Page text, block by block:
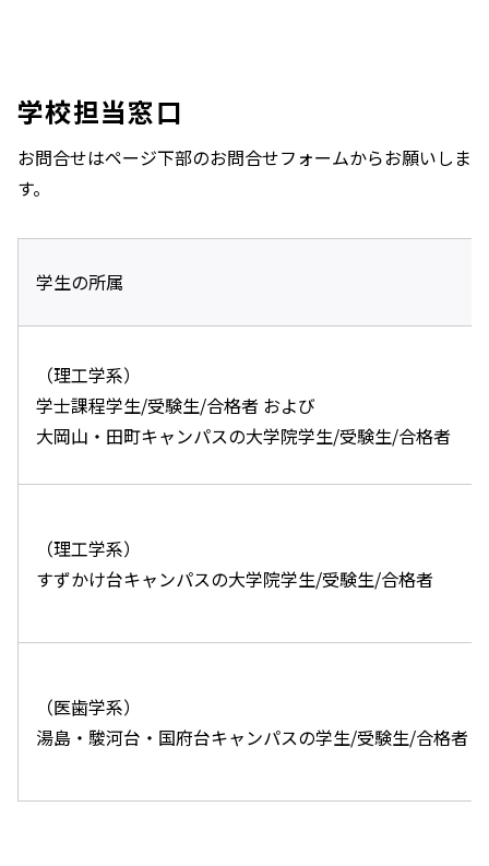
学校担当窓口
お問合せはページ下部のお問合せフォームからお願いしま
す。
学生の所属
（理工学系）
学士課程学生/受験生/合格者 および
大岡山・田町キャンパスの大学院学生/受験生/合格者
（理工学系）
すずかけ台キャンパスの大学院学生/受験生/合格者
（医歯学系）
湯島・駿河台・国府台キャンパスの学生/受験生/合格者